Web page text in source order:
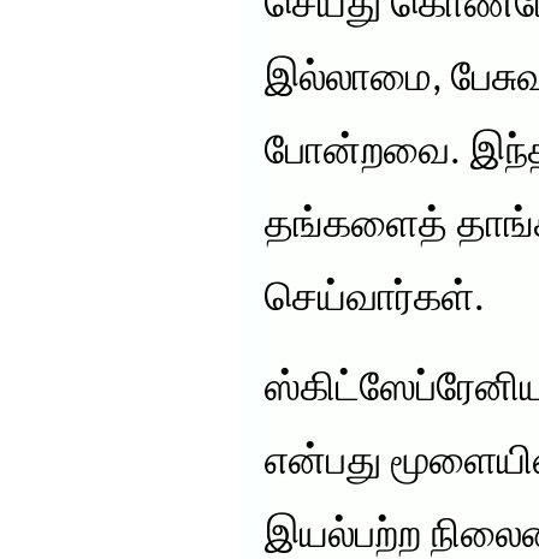
இல்லாமை,
போன்றவை.
தங்களைத்
செய்வார்கள்.
என்பது
இயல்பற்ற